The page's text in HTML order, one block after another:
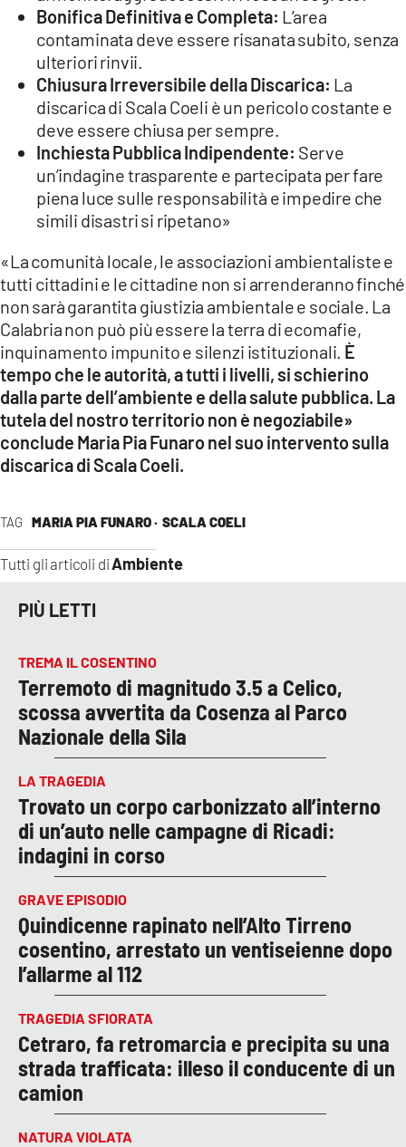
TAG MARIA PIA FUNARO · SCALA COELI
Tutti gli articoli diAmbiente
Bonifica Definitiva e Completa: L’area
contaminata deve essere risanata subito, senza
ulteriori rinvii.
Chiusura Irreversibile della Discarica: La
discarica di Scala Coeli è un pericolo costante e
deve essere chiusa per sempre.
Inchiesta Pubblica Indipendente: Serve
un’indagine trasparente e partecipata per fare
piena luce sulle responsabilità e impedire che
simili disastri si ripetano»
«La comunità locale, le associazioni ambientaliste e
tutti cittadini e le cittadine non si arrenderanno finché
non sarà garantita giustizia ambientale e sociale. La
Calabria non può più essere la terra di ecomafie,
inquinamento impunito e silenzi istituzionali. È
tempo che le autorità, a tutti i livelli, si schierino
dalla parte dell’ambiente e della salute pubblica. La
tutela del nostro territorio non è negoziabile»
conclude Maria Pia Funaro nel suo intervento sulla
discarica di Scala Coeli.
PIÙ LETTI
TREMA IL COSENTINO
Terremoto di magnitudo 3.5 a Celico,
scossa avvertita da Cosenza al Parco
Nazionale della Sila
LA TRAGEDIA
Trovato un corpo carbonizzato all’interno
di un’auto nelle campagne di Ricadi:
indagini in corso
GRAVE EPISODIO
Quindicenne rapinato nell’Alto Tirreno
cosentino, arrestato un ventiseienne dopo
l’allarme al 112
TRAGEDIA SFIORATA
Cetraro, fa retromarcia e precipita su una
strada trafficata: illeso il conducente di un
camion
NATURA VIOLATA